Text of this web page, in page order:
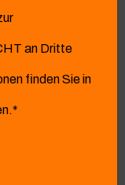
an Dritte
finden Sie in